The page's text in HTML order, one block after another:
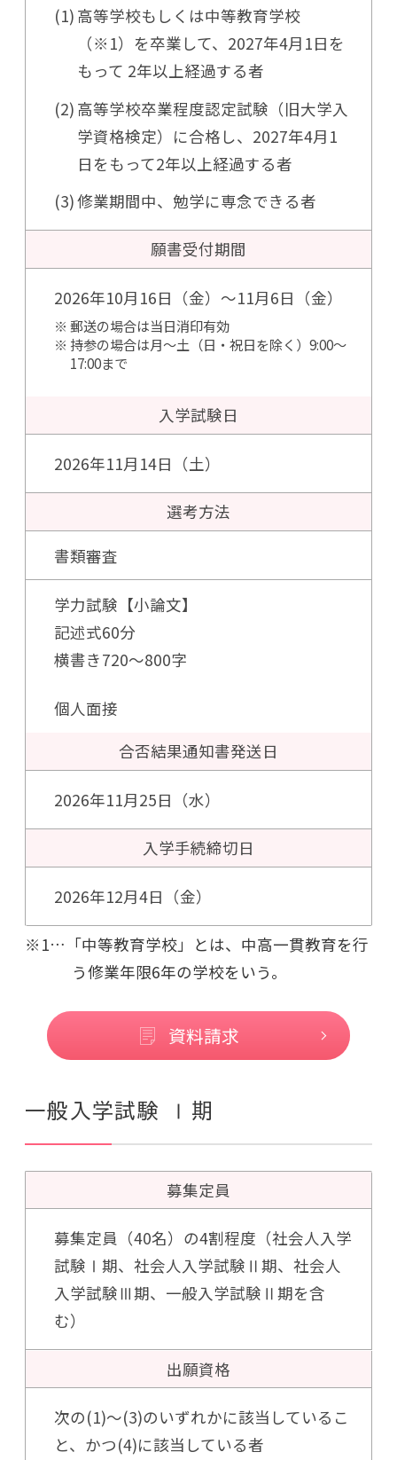
高等学校もしくは中等教育学校
（※1）を卒業して、2027年4月1日を
もって 2年以上経過する者
高等学校卒業程度認定試験（旧大学入
学資格検定）に合格し、2027年4月1
日 をもって2年以上経過する者
修業期間中、勉学に専念できる者
願書受付期間
2026年10月16日（金）～11月6日（金）
郵送の場合は当日消印有効
持参の場合は月～土（日・祝日を除く）9:00～
17:00まで
入学試験日
2026年11月14日（土）
選考方法
書類審査
学力試験【小論文】
記述式60分
横書き720〜800字
個人面接
合否結果通知書発送日
2026年11月25日（水）
入学手続締切日
2026年12月4日（金）
※1…「中等教育学校」とは、中高一貫教育を行
う修業年限6年の学校をいう。
資料請求
一般入学試験 Ⅰ期
募集定員
募集定員（40名）の4割程度（社会人入学
試験Ⅰ期、社会人入学試験Ⅱ期、社会人
入学試験Ⅲ期、一般入学試験Ⅱ期を含
む）
出願資格
次の(1)～(3)のいずれかに該当しているこ
と、かつ(4)に該当している者